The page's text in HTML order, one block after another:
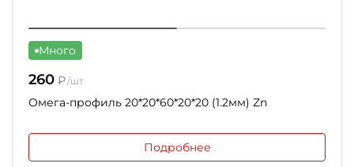
Много
260 ₽/шт
Омега-профиль 20*20*60*20*20 (1.2мм) Zn
Подробнее